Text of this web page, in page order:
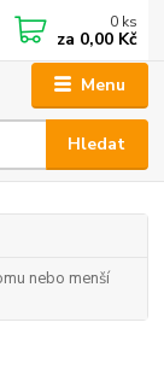
Menu
Hledat
0 ks
za 0,00 Kč
nebo menší